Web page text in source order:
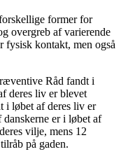
former for
overgreb af varierende
fysisk kontakt, men også
Råd fandt i
deres liv er blevet
i løbet af deres liv er
er i løbet af
vilje, mens 12
på gaden.